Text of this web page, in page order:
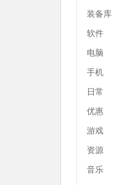
装备库
软件
电脑
手机
日常
优惠
游戏
资源
音乐